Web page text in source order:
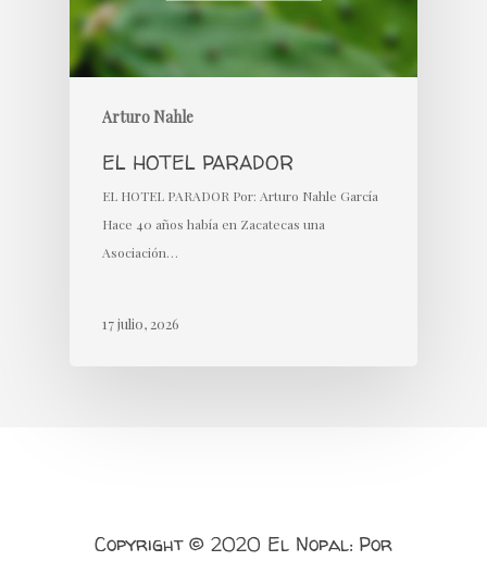
Arturo Nahle
EL HOTEL PARADOR
EL HOTEL PARADOR Por: Arturo Nahle García
Hace 40 años había en Zacatecas una
Asociación…
17 julio, 2026
Copyright © 2020 El Nopal: Por